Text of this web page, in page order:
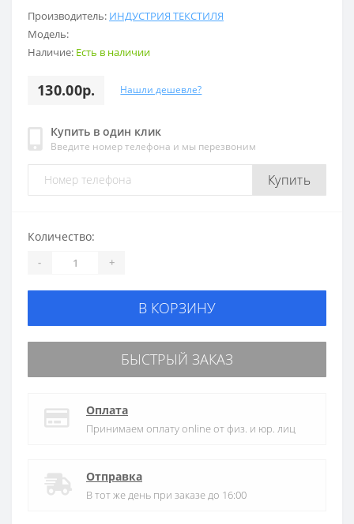
Производитель: ИНДУСТРИЯ ТЕКСТИЛЯ
Модель:
Наличие: Есть в наличии
130.00р. Нашли дешевле?
Купить в один клик
Введите номер телефона и мы перезвоним
Купить
Количество:
- +
В КОРЗИНУ
БЫСТРЫЙ ЗАКАЗ
Оплата
Принимаем оплату online от физ. и юр. лиц
Отправка
В тот же день при заказе до 16:00